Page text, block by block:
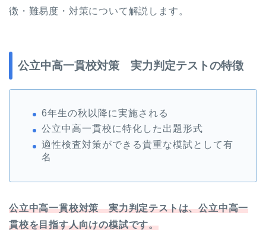
徴・難易度・対策について解説します。
公立中高一貫校対策 実力判定テストの特徴
6年生の秋以降に実施される
公立中高一貫校に特化した出題形式
適性検査対策ができる貴重な模試として有
名
公立中高一貫校対策 実力判定テストは、公立中高一
貫校を目指す人向けの模試です。